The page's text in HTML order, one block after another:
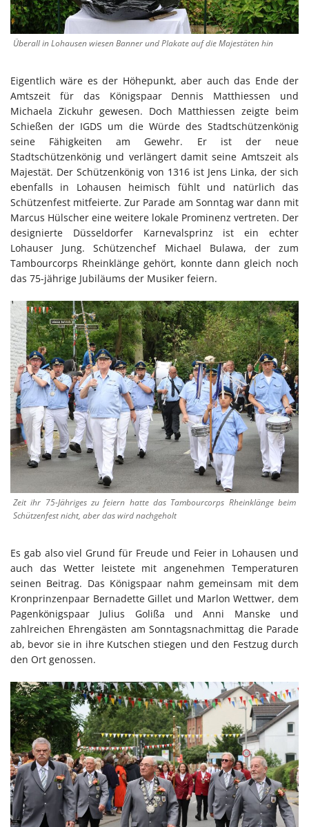
Überall in Lohausen wiesen Banner und Plakate auf die Majestäten hin
Eigentlich wäre es der Höhepunkt, aber auch das Ende der
Amtszeit für das Königspaar Dennis Matthiessen und
Michaela Zickuhr gewesen. Doch Matthiessen zeigte beim
Schießen der IGDS um die Würde des Stadtschützenkönig
seine Fähigkeiten am Gewehr. Er ist der neue
Stadtschützenkönig und verlängert damit seine Amtszeit als
Majestät. Der Schützenkönig von 1316 ist Jens Linka, der sich
ebenfalls in Lohausen heimisch fühlt und natürlich das
Schützenfest mitfeierte. Zur Parade am Sonntag war dann mit
Marcus Hülscher eine weitere lokale Prominenz vertreten. Der
designierte Düsseldorfer Karnevalsprinz ist ein echter
Lohauser Jung. Schützenchef Michael Bulawa, der zum
Tambourcorps Rheinklänge gehört, konnte dann gleich noch
das 75-jährige Jubiläums der Musiker feiern.
Zeit ihr 75-Jähriges zu feiern hatte das Tambourcorps Rheinklänge beim
Schützenfest nicht, aber das wird nachgeholt
Es gab also viel Grund für Freude und Feier in Lohausen und
auch das Wetter leistete mit angenehmen Temperaturen
seinen Beitrag. Das Königspaar nahm gemeinsam mit dem
Kronprinzenpaar Bernadette Gillet und Marlon Wettwer, dem
Pagenkönigspaar Julius Golißa und Anni Manske und
zahlreichen Ehrengästen am Sonntagsnachmittag die Parade
ab, bevor sie in ihre Kutschen stiegen und den Festzug durch
den Ort genossen.